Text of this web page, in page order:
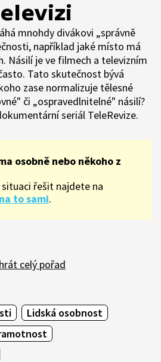
mnohdy divákovi „správně
například jaké místo má
Násilí je ve filmech a televizním
Tato skutečnost bývá
zase normalizuje tělesné
či „ospravedlnitelné" násilí?
seriál TeleRevize.
osobně nebo někoho z
řešit najdete na
to sami.
celý pořad
Lidská osobnost